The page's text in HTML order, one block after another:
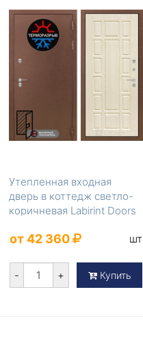
Утепленная входная
дверь в коттедж светло-
коричневая Labirint Doors
от 42 360 шт
- + Купить